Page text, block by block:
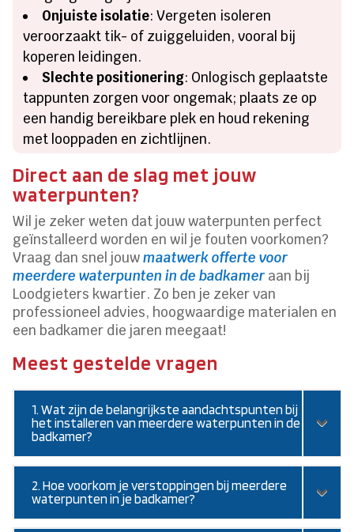
Onjuiste isolatie: Vergeten isoleren
veroorzaakt tik- of zuiggeluiden, vooral bij
koperen leidingen.
Slechte positionering: Onlogisch geplaatste
tappunten zorgen voor ongemak; plaats ze op
een handig bereikbare plek en houd rekening
met looppaden en zichtlijnen.
Direct aan de slag met jouw
waterpunten?
Wil je zeker weten dat jouw waterpunten perfect
geïnstalleerd worden en wil je fouten voorkomen?
Vraag dan snel jouwmaatwerk offerte voor
meerdere waterpunten in de badkamer aan bij
Loodgieters kwartier. Zo ben je zeker van
professioneel advies, hoogwaardige materialen en
een badkamer die jaren meegaat!
Meest gestelde vragen
1. Wat zijn de belangrijkste aandachtspunten bij
het installeren van meerdere waterpunten in de
badkamer?
2. Hoe voorkom je verstoppingen bij meerdere
waterpunten in je badkamer?